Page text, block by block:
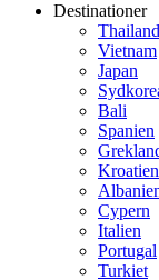
Destinationer
Thailand
Vietnam
Japan
Bali
Spanien
Kroatien
Cypern
Italien
Portugal
Turkiet